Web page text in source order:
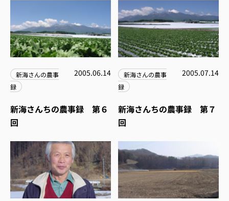
新海さんの農事
録
2005.06.14
新海さんちの農事録 第６
回
新海さんの農事
録
2005.07.14
新海さんちの農事録 第７
回